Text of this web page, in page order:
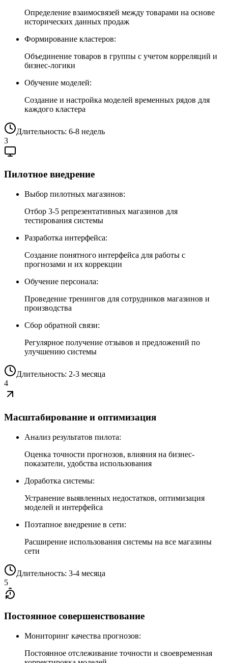
Определение взаимосвязей между товарами на основе
исторических данных продаж
Формирование кластеров:
Объединение товаров в группы с учетом корреляций и
бизнес-логики
Обучение моделей:
Создание и настройка моделей временных рядов для
каждого кластера
Длительность: 6-8 недель
3
Пилотное внедрение
Выбор пилотных магазинов:
Отбор 3-5 репрезентативных магазинов для
тестирования системы
Разработка интерфейса:
Создание понятного интерфейса для работы с
прогнозами и их коррекции
Обучение персонала:
Проведение тренингов для сотрудников магазинов и
производства
Сбор обратной связи:
Регулярное получение отзывов и предложений по
улучшению системы
Длительность: 2-3 месяца
4
Масштабирование и оптимизация
Анализ результатов пилота:
Оценка точности прогнозов, влияния на бизнес-
показатели, удобства использования
Доработка системы:
Устранение выявленных недостатков, оптимизация
моделей и интерфейса
Поэтапное внедрение в сети:
Расширение использования системы на все магазины
сети
Длительность: 3-4 месяца
5
Постоянное совершенствование
Мониторинг качества прогнозов:
Постоянное отслеживание точности и своевременная